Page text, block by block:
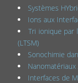
Systèmes
Ions aux
Tri ionique par
(LTSM)
Sonochimie
Nanomatériaux
Interfaces de